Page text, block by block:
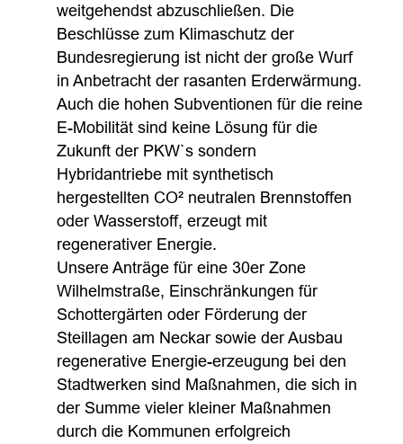
weitgehendst abzuschließen. Die
Beschlüsse zum Klimaschutz der
Bundesregierung ist nicht der große Wurf
in Anbetracht der rasanten Erderwärmung.
Auch die hohen Subventionen für die reine
E-Mobilität sind keine Lösung für die
Zukunft der PKW`s sondern
Hybridantriebe mit synthetisch
hergestellten CO² neutralen Brennstoffen
oder Wasserstoff, erzeugt mit
regenerativer Energie.
Unsere Anträge für eine 30er Zone
Wilhelmstraße, Einschränkungen für
Schottergärten oder Förderung der
Steillagen am Neckar sowie der Ausbau
regenerative Energie-erzeugung bei den
Stadtwerken sind Maßnahmen, die sich in
der Summe vieler kleiner Maßnahmen
durch die Kommunen erfolgreich